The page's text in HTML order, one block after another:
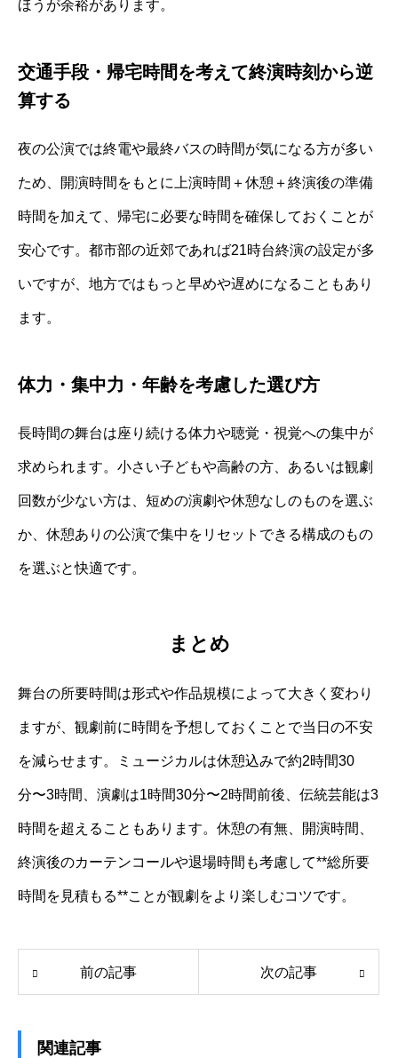
ほうが余裕があります。
交通手段・帰宅時間を考えて終演時刻から逆
算する
夜の公演では終電や最終バスの時間が気になる方が多い
ため、開演時間をもとに上演時間＋休憩＋終演後の準備
時間を加えて、帰宅に必要な時間を確保しておくことが
安心です。都市部の近郊であれば21時台終演の設定が多
いですが、地方ではもっと早めや遅めになることもあり
ます。
体力・集中力・年齢を考慮した選び方
長時間の舞台は座り続ける体力や聴覚・視覚への集中が
求められます。小さい子どもや高齢の方、あるいは観劇
回数が少ない方は、短めの演劇や休憩なしのものを選ぶ
か、休憩ありの公演で集中をリセットできる構成のもの
を選ぶと快適です。
まとめ
舞台の所要時間は形式や作品規模によって大きく変わり
ますが、観劇前に時間を予想しておくことで当日の不安
を減らせます。ミュージカルは休憩込みで約2時間30
分〜3時間、演劇は1時間30分〜2時間前後、伝統芸能は3
時間を超えることもあります。休憩の有無、開演時間、
終演後のカーテンコールや退場時間も考慮して**総所要
時間を見積もる**ことが観劇をより楽しむコツです。
前の記事 次の記事
関連記事